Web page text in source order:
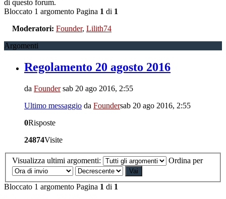
di questo forum.
Bloccato 1 argomento Pagina 1 di 1
Moderatori: Founder, Lilith74
Argomenti
Regolamento 20 agosto 2016
da Founder sab 20 ago 2016, 2:55
Ultimo messaggio da Foundersab 20 ago 2016, 2:55
0Risposte
24874Visite
Visualizza ultimi argomenti: Ordina per
Bloccato 1 argomento Pagina 1 di 1